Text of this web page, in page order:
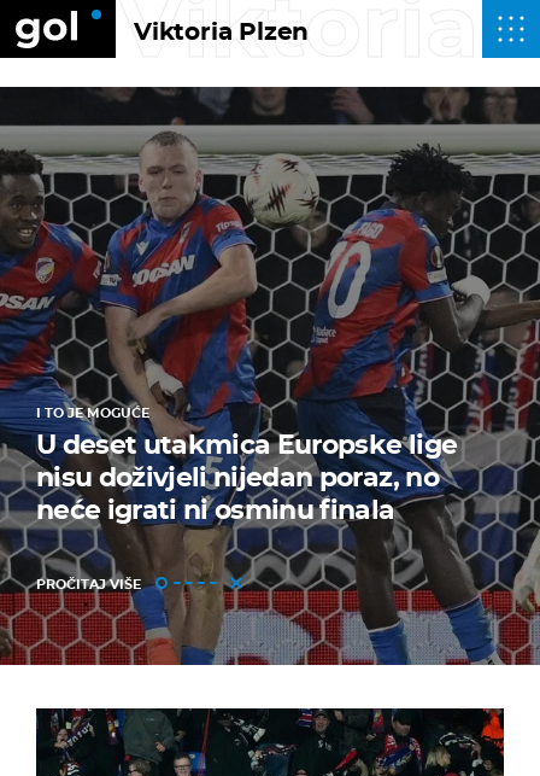
Viktoria Plzen
Viktoria
I TO JE MOGUĆE
U deset utakmica Europske lige
nisu doživjeli nijedan poraz, no
neće igrati ni osminu finala
PROČITAJ VIŠE